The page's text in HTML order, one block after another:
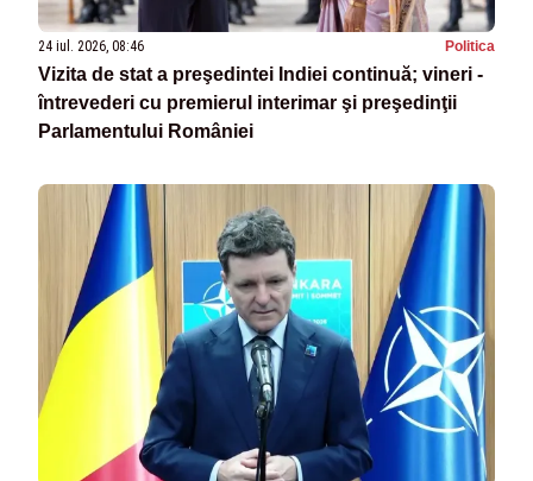
24 iul. 2026, 08:46 Politica
Vizita de stat a preşedintei Indiei continuă; vineri -
întrevederi cu premierul interimar şi preşedinţii
Parlamentului României